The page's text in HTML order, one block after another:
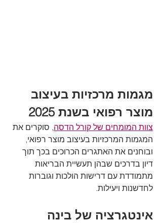
מגמות מרכזיות בעיצוב
מוצר רפואי בשנת 2025
צוות המומחים של קורל הדסה, סוקרים את
המגמות המרכזיות בעיצוב מוצר רפואי,
ובוחנים את האתגרים הכרוכים בכך תוך
דיון בדרכים שבהן תעשיית הבריאות
מתמודדת עם דרישות הולכות וגוברות
לחדשנות ויעילות.
אינטגרציה של בינה